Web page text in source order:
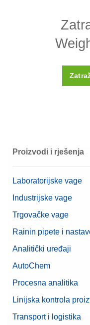
Umjerni certifikat
OIML klasa
Proizvodi i rješenja
Laboratorijske vage
Industrijske vage
Trgovačke vage
Rainin pipete i
Analitički uređaji
AutoChem
Procesna analitika
Linijska kontrola
Transport i logistika